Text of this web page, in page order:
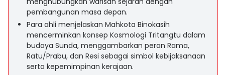
pembangunan masa depan.
Para ahli menjelaskan Mahkota Binokasih
mencerminkan konsep Kosmologi Tritangtu dalam
budaya Sunda, menggambarkan peran Rama,
Ratu/Prabu, dan Resi sebagai simbol kebijaksanaan
serta kepemimpinan kerajaan.